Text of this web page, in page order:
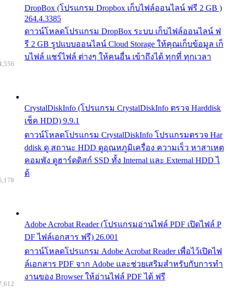
DropBox (โปรแกรม Dropbox เก็บไฟล์ออนไลน์ ฟรี 2 GB )
264.4.3385
ดาวน์โหลดโปรแกรม DropBox ระบบ เก็บไฟล์ออนไลน์ ฟ
รี 2 GB รูปแบบออนไลน์ Cloud Storage ให้คุณเก็บข้อมูล เก็
บไฟล์ แชร์ไฟล์ ต่างๆ ให้คนอื่น เข้าถึงได้ ทุกที่ ทุกเวลา
CrystalDiskInfo (โปรแกรม CrystalDiskInfo ตรวจ Harddisk
เช็ค HDD) 9.9.1
ดาวน์โหลดโปรแกรม CrystalDiskInfo โปรแกรมตรวจ Har
ddisk ดู สถานะ HDD ดูอุณหภูมิเครื่อง ความเร็ว หาสาเหต
คอมพัง ดูฮาร์ดดิสก์ SSD ทั้ง Internal และ External HDD ไ
ด้
Adobe Acrobat Reader (โปรแกรมอ่านไฟล์ PDF เปิดไฟล์ P
DF ไฟล์เอกสาร ฟรี) 26.001
ดาวน์โหลดโปรแกรม Adobe Acrobat Reader เพื่อไว้เปิดไฟ
ล์เอกสาร PDF จาก Adobe และช่วยเสริมสำหรับกับการทำ
งานของ Browser ให้อ่านไฟล์ PDF ได้ ฟรี